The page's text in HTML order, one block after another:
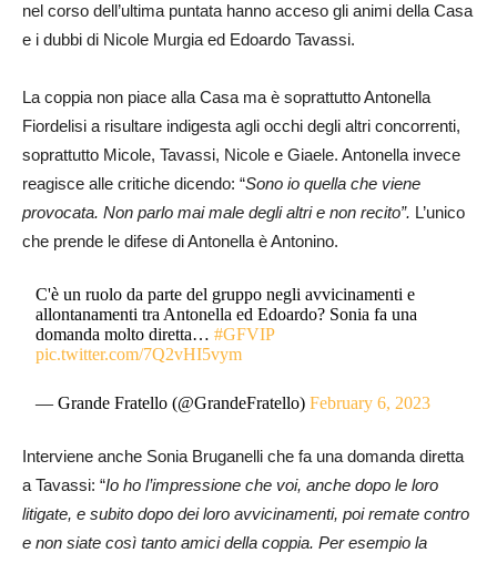
nel corso dell’ultima puntata hanno acceso gli animi della Casa
e i dubbi di Nicole Murgia ed Edoardo Tavassi.
La coppia non piace alla Casa ma è soprattutto Antonella
Fiordelisi a risultare indigesta agli occhi degli altri concorrenti,
soprattutto Micole, Tavassi, Nicole e Giaele. Antonella invece
reagisce alle critiche dicendo: “Sono io quella che viene
provocata. Non parlo mai male degli altri e non recito”. L’unico
che prende le difese di Antonella è Antonino.
C'è un ruolo da parte del gruppo negli avvicinamenti e
allontanamenti tra Antonella ed Edoardo? Sonia fa una
domanda molto diretta…#GFVIP
pic.twitter.com/7Q2vHI5vym
— Grande Fratello (@GrandeFratello)February 6, 2023
Interviene anche Sonia Bruganelli che fa una domanda diretta
a Tavassi: “Io ho l’impressione che voi, anche dopo le loro
litigate, e subito dopo dei loro avvicinamenti, poi remate contro
e non siate così tanto amici della coppia. Per esempio la